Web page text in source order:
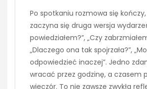
Po spotkaniu rozmowa się kończy,
zaczyna się druga wersja
powiedziałem?”, „Czy
„Dlaczego ona tak spojrzała?”,
odpowiedzieć inaczej”. Jedno
wracać przez godzinę, a czasem
wieczór. To nie zawsze zwykła